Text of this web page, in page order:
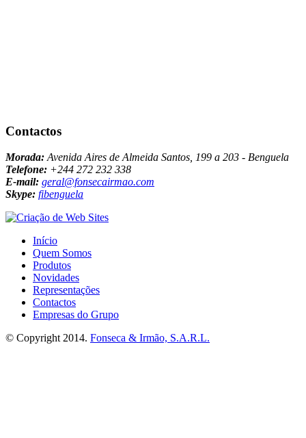
Contactos
Morada: Avenida Aires de Almeida Santos, 199 a 203 - Benguela
Telefone: +244 272 232 338
E-mail: geral@fonsecairmao.com
Skype: fibenguela
Início
Quem Somos
Produtos
Novidades
Representações
Contactos
Empresas do Grupo
© Copyright 2014. Fonseca & Irmão, S.A.R.L.